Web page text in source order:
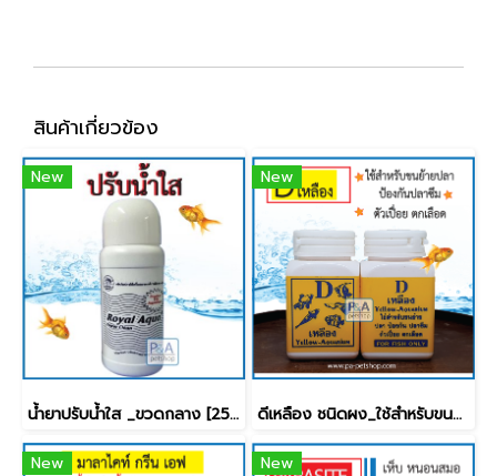
สินค้าเกี่ยวข้อง
New
น้ำยาปรับน้ำใส _ขวดกลาง [250ml]
New
ดีเหลือง ชนิดผง_ใช้สำหรับขนย้ายปลา [50g]
New New